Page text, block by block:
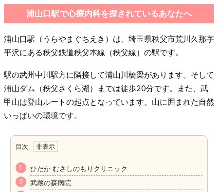
浦山口駅で心療内科を探されているあなたへ
浦山口駅（うらやまぐちえき）は、埼玉県秩父市荒川久那字
平沢にある秩父鉄道秩父本線（秩父線）の駅です。
駅の武州中川駅方に隣接して浦山川橋梁があります。そして
浦山ダム（秩父さくら湖）までは徒歩20分です。また、武
甲山は登山ルートの起点となっています。山に囲まれた自然
いっぱいの環境です。
目次
ひだか むさしのもりクリニック
武蔵の森病院